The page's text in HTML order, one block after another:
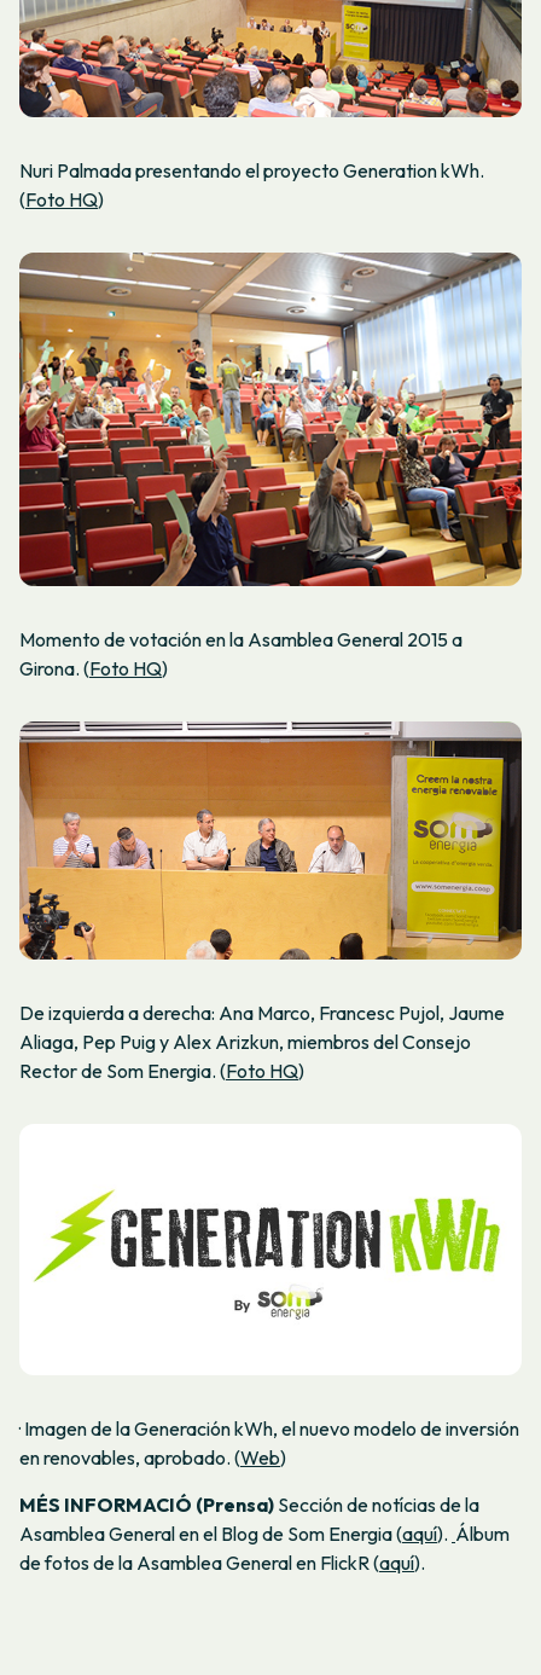
Nuri Palmada presentando el proyecto Generation kWh.
(Foto HQ)
Momento de votación en la Asamblea General 2015 a
Girona. (Foto HQ)
De izquierda a derecha: Ana Marco, Francesc Pujol, Jaume
Aliaga, Pep Puig y Alex Arizkun, miembros del Consejo
Rector de Som Energia. (Foto HQ)
· Imagen de la Generación kWh, el nuevo modelo de inversión
en renovables, aprobado. (Web)
MÉS INFORMACIÓ (Prensa) Sección de notícias de la
Asamblea General en el Blog de Som Energia (aquí). Álbum
de fotos de la Asamblea General en FlickR (aquí).